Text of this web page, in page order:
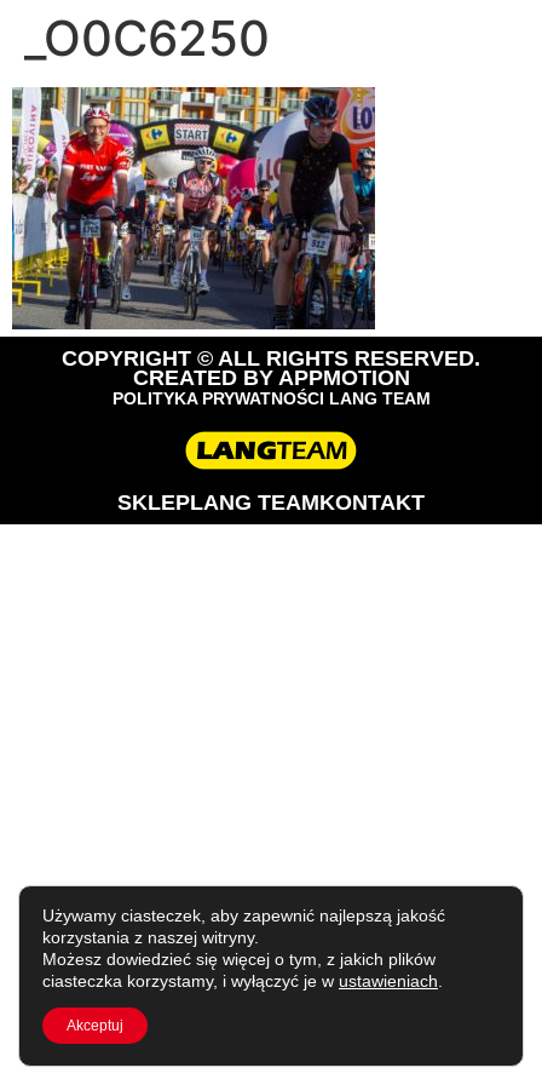
_O0C6250
COPYRIGHT © ALL RIGHTS RESERVED.
CREATED BY APPMOTION
POLITYKA PRYWATNOŚCI LANG TEAM
SKLEPLANG TEAMKONTAKT
Używamy ciasteczek, aby zapewnić najlepszą jakość
korzystania z naszej witryny.
Możesz dowiedzieć się więcej o tym, z jakich plików
ciasteczka korzystamy, i wyłączyć je w ustawieniach
Akceptuj